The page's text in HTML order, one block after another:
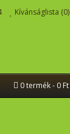
Kívánságlista (0)
0 termék - 0 Ft